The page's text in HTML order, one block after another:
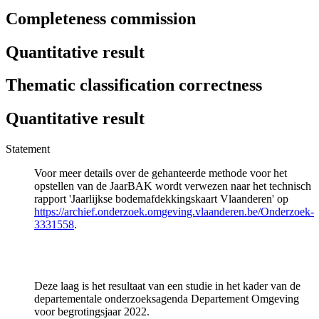
Completeness commission
Quantitative result
Thematic classification correctness
Quantitative result
Statement
Voor meer details over de gehanteerde methode voor het
opstellen van de JaarBAK wordt verwezen naar het technisch
rapport 'Jaarlijkse bodemafdekkingskaart Vlaanderen' op
https://archief.onderzoek.omgeving.vlaanderen.be/Onderzoek-
3331558.
Deze laag is het resultaat van een studie in het kader van de
departementale onderzoeksagenda Departement Omgeving
voor begrotingsjaar 2022.